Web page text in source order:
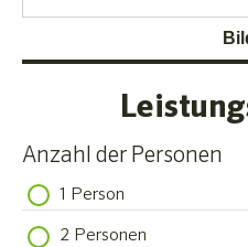
Anzahl der Personen
1 Person
2 Personen